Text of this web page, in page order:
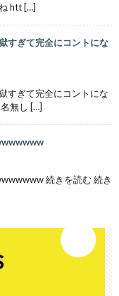
htt […]
すぎて完全にコントにな
すぎて完全にコントにな
無し […]
続きを読む 続き